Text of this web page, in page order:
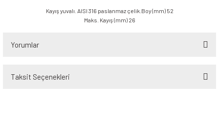
Kayış yuvalı. AISI 316 paslanmaz çelik.Boy (mm) 52
Maks. Kayış (mm) 26
Yorumlar
Taksit Seçenekleri